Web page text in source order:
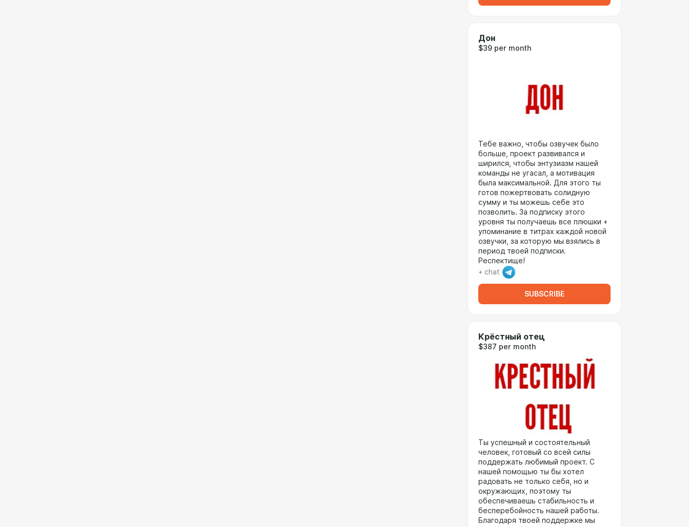
Дон
$39 per month
Тебе важно, чтобы озвучек было
больше, проект развивался и
ширился, чтобы энтузиазм нашей
команды не угасал, а мотивация
была максимальной. Для этого ты
готов пожертвовать солидную
сумму и ты можешь себе это
позволить. За подписку этого
уровня ты получаешь все плюшки +
упоминание в титрах каждой новой
озвучки, за которую мы взялись в
период твоей подписки.
Респектище!
+ chat
SUBSCRIBE
Крёстный отец
$387 per month
Ты успешный и состоятельный
человек, готовый со всей силы
поддержать любимый проект. С
нашей помощью ты бы хотел
радовать не только себя, но и
окружающих, поэтому ты
обеспечиваешь стабильность и
бесперебойность нашей работы.
Благодаря твоей поддержке мы